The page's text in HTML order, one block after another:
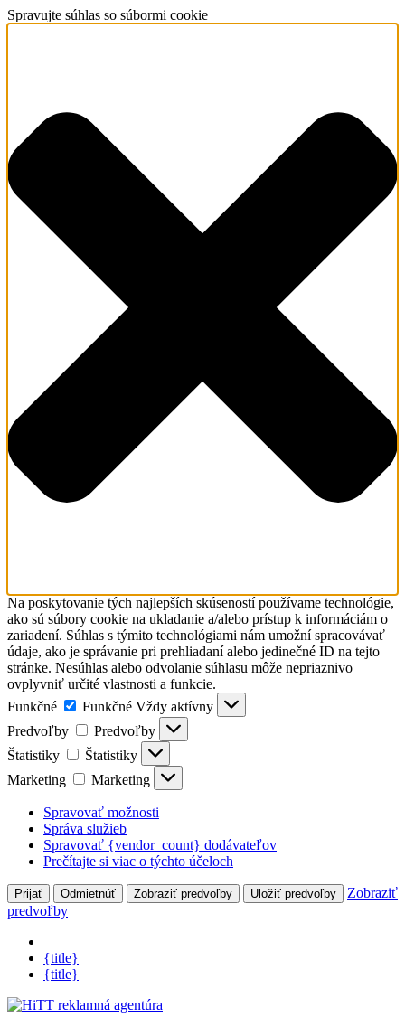
Spravujte súhlas so súbormi cookie
Na poskytovanie tých najlepších skúseností používame technológie,
ako sú súbory cookie na ukladanie a/alebo prístup k informáciám o
zariadení. Súhlas s týmito technológiami nám umožní spracovávať
údaje, ako je správanie pri prehliadaní alebo jedinečné ID na tejto
stránke. Nesúhlas alebo odvolanie súhlasu môže nepriaznivo
ovplyvniť určité vlastnosti a funkcie.
Funkčné
Funkčné Vždy aktívny
Predvoľby
Predvoľby
Štatistiky
Štatistiky
Marketing
Marketing
Spravovať možnosti
Správa služieb
Spravovať {vendor_count} dodávateľov
Prečítajte si viac o týchto účeloch
Prijať Odmietnúť Zobraziť predvoľby Uložiť predvoľby
Zobraziť
predvoľby
{title}
{title}